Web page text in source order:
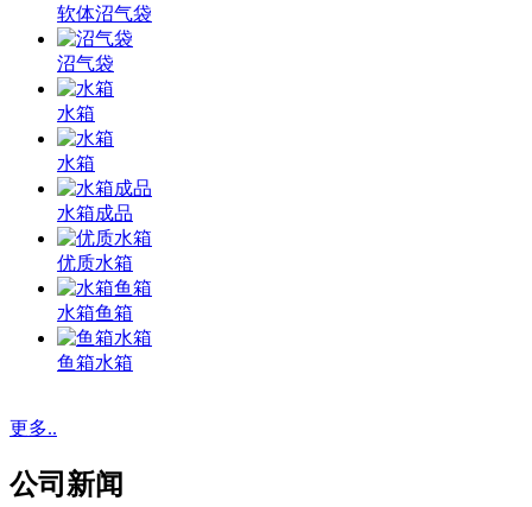
软体沼气袋
沼气袋
水箱
水箱
水箱成品
优质水箱
水箱鱼箱
鱼箱水箱
更多..
公司新闻